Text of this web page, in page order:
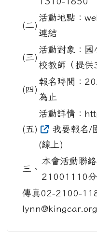
(二)
活動地點：
連結
(三)
活動對象：國
校教師（提供
(四)
報名時間：
為止
(五)
活動詳情：
我要報名/
(線上)
三、
本會活動聯
21001110分
傳真02-2100-